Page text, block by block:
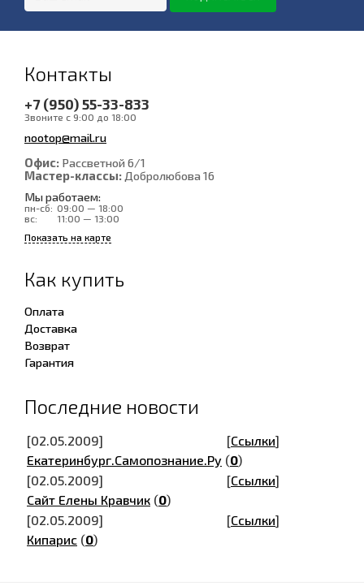
Контакты
+7 (950) 55-33-833
Звоните с 9:00 до 18:00
nootop@mail.ru
Офис: Рассветной 6/1
Мастер-классы: Добролюбова 16
Мы работаем:
пн-сб: 09:00 — 18:00
вс:
11:00 — 13:00
Показать на карте
Как купить
Оплата
Доставка
Возврат
Гарантия
Последние новости
[02.05.2009] [Ссылки]
Екатеринбург.Самопознание.Ру (0)
[02.05.2009]
[Ссылки]
Сайт Елены Кравчик (0)
[02.05.2009]
[Ссылки]
Кипарис (0)